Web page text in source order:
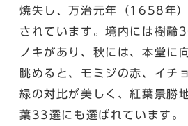
焼失し、万治元年（1658年
されています。境内には樹齢
ノキがあり、秋には、本堂に
眺めると、モミジの赤、イチ
緑の対比が美しく、紅葉景勝
葉33選にも選ばれています。